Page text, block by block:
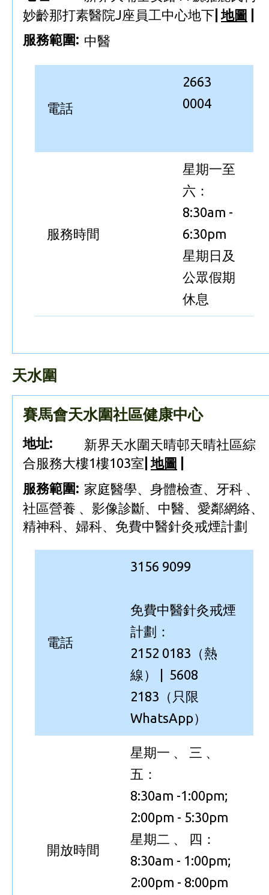
妙齡那打素醫院J座員工中心地下 地圖
服務範圍: 中醫
電話
2663
0004
服務時間
星期一至
六：
8:30am -
6:30pm
星期日及
公眾假期
休息
天水圍
賽馬會天水圍社區健康中心
地址:
新界天水圍天晴邨天晴社區綜
合服務大樓1樓103室 地圖
服務範圍: 家庭醫學、身體檢查、牙科 、
社區營養 、影像診斷、中醫、愛鄰網絡、
精神科、婦科、免費中醫針灸戒煙計劃
電話
3156 9099
免費中醫針灸戒煙
計劃：
2152 0183（熱
線） | 5608
2183（只限
WhatsApp）
開放時間
星期一 、 三 、
五：
8:30am -1:00pm;
2:00pm - 5:30pm
星期二 、 四：
8:30am - 1:00pm;
2:00pm - 8:00pm